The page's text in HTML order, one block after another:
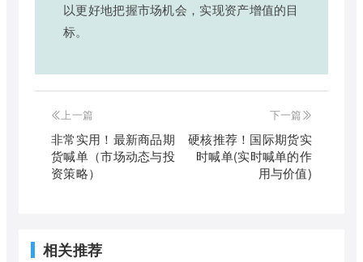
以更好地把握市场机会，实现资产增值的目
标。
上一篇
非常实用！最新商品期
货喊单（市场动态与投
资策略）
下一篇
硬核推荐！国际期货实
时喊单(实时喊单的作
用与价值)
相关推荐